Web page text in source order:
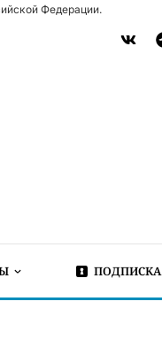
Федерации.
ПОДПИСКА